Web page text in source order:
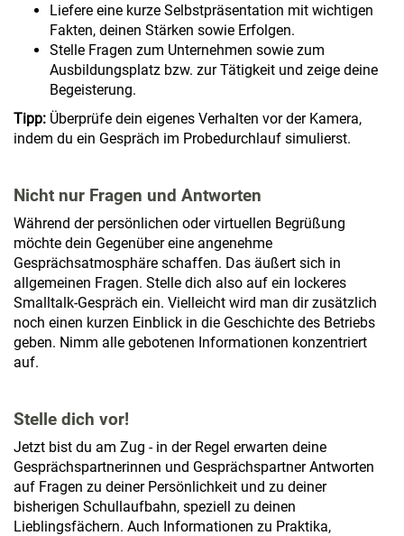
Liefere eine kurze Selbstpräsentation mit wichtigen
Fakten, deinen Stärken sowie Erfolgen.
Stelle Fragen zum Unternehmen sowie zum
Ausbildungsplatz bzw. zur Tätigkeit und zeige deine
Begeisterung.
Tipp: Überprüfe dein eigenes Verhalten vor der Kamera,
indem du ein Gespräch im Probedurchlauf simulierst.
Nicht nur Fragen und Antworten
Während der persönlichen oder virtuellen Begrüßung
möchte dein Gegenüber eine angenehme
Gesprächsatmosphäre schaffen. Das äußert sich in
allgemeinen Fragen. Stelle dich also auf ein lockeres
Smalltalk-Gespräch ein. Vielleicht wird man dir zusätzlich
noch einen kurzen Einblick in die Geschichte des Betriebs
geben. Nimm alle gebotenen Informationen konzentriert
auf.
Stelle dich vor!
Jetzt bist du am Zug - in der Regel erwarten deine
Gesprächspartnerinnen und Gesprächspartner Antworten
auf Fragen zu deiner Persönlichkeit und zu deiner
bisherigen Schullaufbahn, speziell zu deinen
Lieblingsfächern. Auch Informationen zu Praktika,